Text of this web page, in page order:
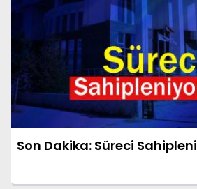
Son Dakika: Süreci